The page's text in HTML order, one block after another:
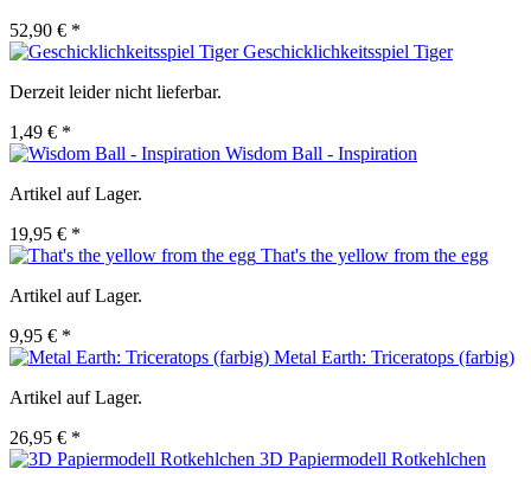
52,90 € *
Geschicklichkeitsspiel Tiger
Derzeit leider nicht lieferbar.
1,49 € *
Wisdom Ball - Inspiration
Artikel auf Lager.
19,95 € *
That's the yellow from the egg
Artikel auf Lager.
9,95 € *
Metal Earth: Triceratops (farbig)
Artikel auf Lager.
26,95 € *
3D Papiermodell Rotkehlchen